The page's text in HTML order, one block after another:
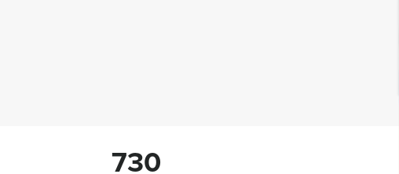
730